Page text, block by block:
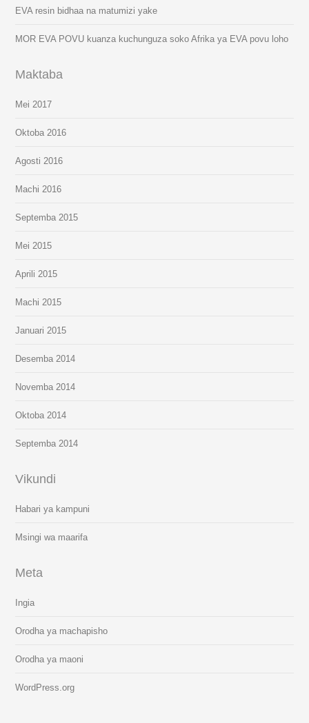
EVA resin bidhaa na matumizi yake
MOR EVA POVU kuanza kuchunguza soko Afrika ya EVA povu loho
Maktaba
Mei 2017
Oktoba 2016
Agosti 2016
Machi 2016
Septemba 2015
Mei 2015
Aprili 2015
Machi 2015
Januari 2015
Desemba 2014
Novemba 2014
Oktoba 2014
Septemba 2014
Vikundi
Habari ya kampuni
Msingi wa maarifa
Meta
Ingia
Orodha ya machapisho
Orodha ya maoni
WordPress.org